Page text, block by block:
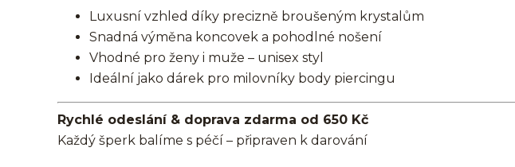
Luxusní vzhled díky precizně broušeným krystalům
Snadná výměna koncovek a pohodlné nošení
Vhodné pro ženy i muže – unisex styl
Ideální jako dárek pro milovníky body piercingu
Rychlé odeslání & doprava zdarma od 650 Kč
Každý šperk balíme s péčí – připraven k darování